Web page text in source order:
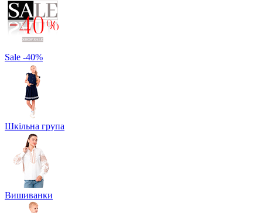
Sale -40%
Шкільна група
Вишиванки